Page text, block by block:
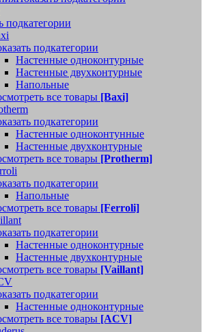
подкатегории
подкатегории
Настенные одноконтурные
Настенные двухконтурные
Напольные
все товары [Baxi]
подкатегории
Настенные одноконтунные
Настенные двухконтурные
все товары [Protherm]
подкатегории
Напольные
все товары [Ferroli]
подкатегории
Настенные одноконтурные
Настенные двухконтурные
все товары [Vaillant]
подкатегории
Настенные одноконтурные
все товары [ACV]